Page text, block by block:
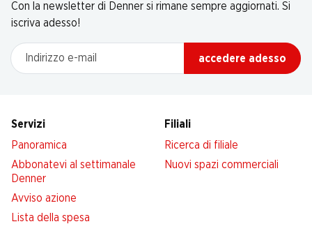
Con la newsletter di Denner si rimane sempre aggiornati. Si
iscriva adesso!
Indirizzo e-mail
accedere adesso
Servizi
Panoramica
Abbonatevi al settimanale
Denner
Avviso azione
Lista della spesa
Filiali
Ricerca di filiale
Nuovi spazi commerciali